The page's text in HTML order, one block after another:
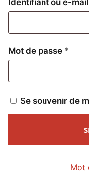
Identifiant ou e-mail
Mot de passe *
Se souvenir de
Mot